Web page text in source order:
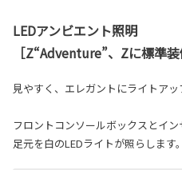
LEDアンビエント照明
［Z“Adventure”、Zに標準装
見やすく、エレガントにライトアッ
フロントコンソールボックスとイ
足元を白のLEDライトが照らします。